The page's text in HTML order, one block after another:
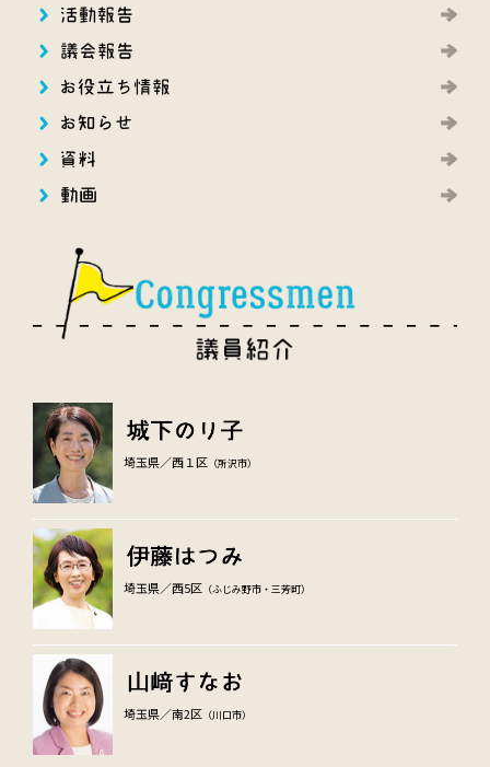
埼玉県／西１区 （所沢市）
埼玉県／西5区 （ふじみ野市・三芳町）
埼玉県／南2区 （川口市）